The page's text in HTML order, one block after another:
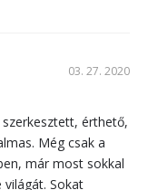
03. 27. 2020
érthető,
Még csak a
már most sokkal
Sokat